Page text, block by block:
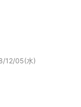
12/05(水)